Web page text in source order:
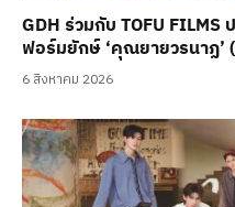
GDH ร่วมกับ TOFU
ฟอร์มยักษ์ ‘คุณยายวรนาฏ’
6 สิงหาคม 2026